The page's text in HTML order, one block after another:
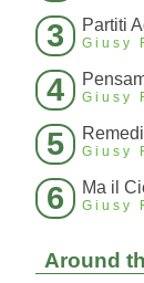
3 Partiti
Giusy
4 Giusy
5 Giusy
6 Ma il
Giusy
Around